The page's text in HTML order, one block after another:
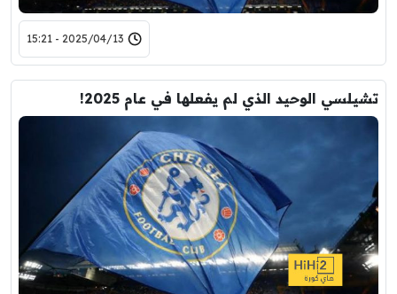
2025/04/13 - 15:21
تشيلسي الوحيد الذي لم يفعلها في عام 2025!